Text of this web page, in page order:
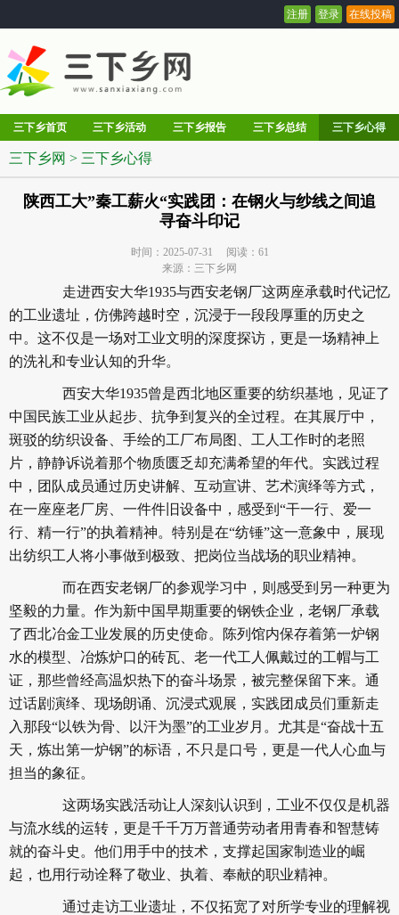
注册 登录 在线投稿
三下乡首页 三下乡活动 三下乡报告 三下乡总结 三下乡心得
三下乡网 > 三下乡心得
陕西工大”秦工薪火“实践团：在钢火与纱线之间追
寻奋斗印记
时间：2025-07-31 阅读： 61
来源：三下乡网
走进西安大华1935与西安老钢厂这两座承载时代记忆
的工业遗址，仿佛跨越时空，沉浸于一段段厚重的历史之
中。这不仅是一场对工业文明的深度探访，更是一场精神上
的洗礼和专业认知的升华。
西安大华1935曾是西北地区重要的纺织基地，见证了
中国民族工业从起步、抗争到复兴的全过程。在其展厅中，
斑驳的纺织设备、手绘的工厂布局图、工人工作时的老照
片，静静诉说着那个物质匮乏却充满希望的年代。实践过程
中，团队成员通过历史讲解、互动宣讲、艺术演绎等方式，
在一座座老厂房、一件件旧设备中，感受到“干一行、爱一
行、精一行”的执着精神。特别是在“纺锤”这一意象中，展现
出纺织工人将小事做到极致、把岗位当战场的职业精神。
而在西安老钢厂的参观学习中，则感受到另一种更为
坚毅的力量。作为新中国早期重要的钢铁企业，老钢厂承载
了西北冶金工业发展的历史使命。陈列馆内保存着第一炉钢
水的模型、冶炼炉口的砖瓦、老一代工人佩戴过的工帽与工
证，那些曾经高温炽热下的奋斗场景，被完整保留下来。通
过话剧演绎、现场朗诵、沉浸式观展，实践团成员们重新走
入那段“以铁为骨、以汗为墨”的工业岁月。尤其是“奋战十五
天，炼出第一炉钢”的标语，不只是口号，更是一代人心血与
担当的象征。
这两场实践活动让人深刻认识到，工业不仅仅是机器
与流水线的运转，更是千千万万普通劳动者用青春和智慧铸
就的奋斗史。他们用手中的技术，支撑起国家制造业的崛
起，也用行动诠释了敬业、执着、奉献的职业精神。
通过走访工业遗址，不仅拓宽了对所学专业的理解视